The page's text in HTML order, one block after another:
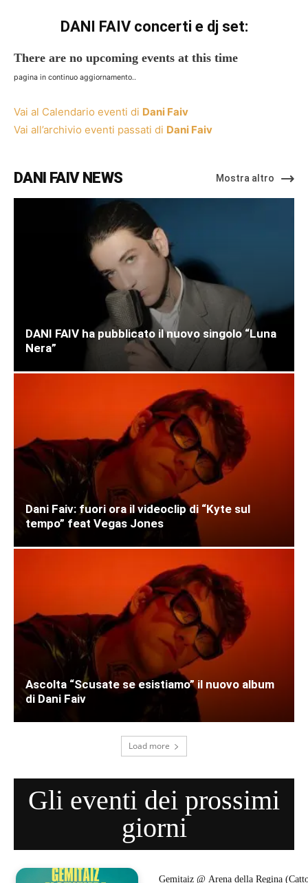
DANI FAIV concerti e dj set:
There are no upcoming events at this time
pagina in continuo aggiornamento..
Vai al Calendario eventi di Dani Faiv
Vai all’archivio eventi passati di Dani Faiv
DANI FAIV NEWS Mostra altro
DANI FAIV ha pubblicato il nuovo singolo “Luna
Nera”
Dani Faiv: fuori ora il videoclip di “Kyte sul
tempo” feat Vegas Jones
Ascolta “Scusate se esistiamo” il nuovo album
di Dani Faiv
Load more
Gli eventi dei prossimi
giorni
Gemitaiz @ Arena della Regina